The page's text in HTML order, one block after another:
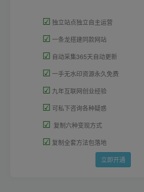
☑ 独立站点独立自主运营
☑ 一条龙搭建同款网站
☑ 自动采集365天自动更新
☑ 一手无水印资源永久免费
☑ 九年互联网创业经验
☑ 可私下咨询各种疑惑
☑ 复制六种变现方式
☑ 复制全套方法包落地
立即开通